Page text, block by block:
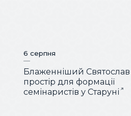
6 серпня
Блаженніший Святослав
простір для формації
семінаристів у Старуні